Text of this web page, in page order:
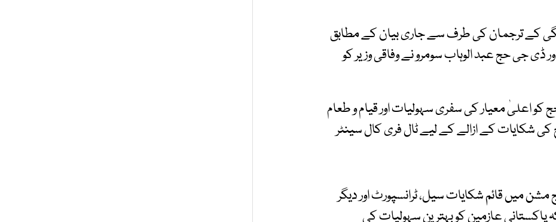
کے ترجمان کی طرف سے جاری بیان کے مطابق
ڈی جی حج عبد الوہاب سومرو نے وفاقی وزیر کو
کو اعلیٰ معیار کی سفری سہولیات اور قیام و طعام
شکایات کے ازالے کے لیے ٹال فری کال سینٹر
میں قائم شکایات سیل، ٹرانسپورٹ اور دیگر
پاکستانی عازمین کو بہترین سہولیات کی